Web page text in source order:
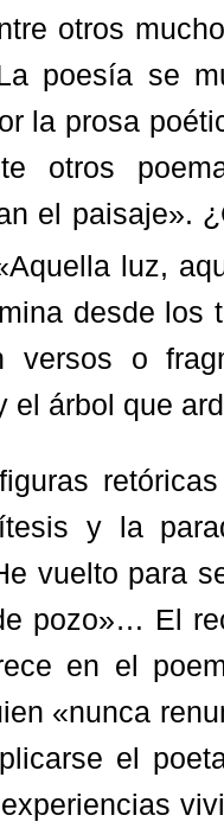
otros
poesía se
la prosa
otros
el paisaje».
luz,
desde los
versos o
el árbol que
y la
vuelto para
pozo»… El
en el
«nunca
el